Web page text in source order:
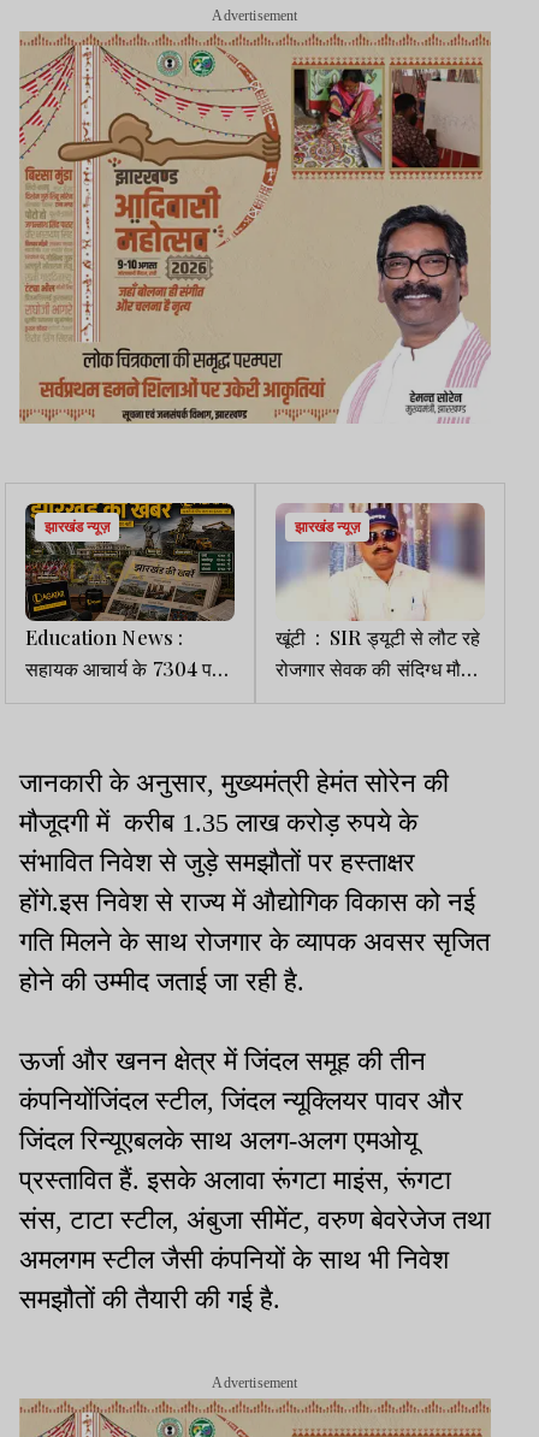
Advertisement
झारखंड न्यूज़
Education News :
सहायक आचार्य के 7304 पदों
पर भर्ती की तैयारी, सरकार ने
झारखंड न्यूज़
खूंटी : SIR ड्यूटी से लौट रहे
रोजगार सेवक की संदिग्ध मौत,
सड़क किनारे मिला शव, हत्या
जानकारी के अनुसार, मुख्यमंत्री हेमंत सोरेन की
मौजूदगी में करीब 1.35 लाख करोड़ रुपये के
संभावित निवेश से जुड़े समझौतों पर हस्ताक्षर
होंगे.इस निवेश से राज्य में औद्योगिक विकास को नई
गति मिलने के साथ रोजगार के व्यापक अवसर सृजित
होने की उम्मीद जताई जा रही है.
ऊर्जा और खनन क्षेत्र में जिंदल समूह की तीन
कंपनियोंजिंदल स्टील, जिंदल न्यूक्लियर पावर और
जिंदल रिन्यूएबलके साथ अलग-अलग एमओयू
प्रस्तावित हैं. इसके अलावा रूंगटा माइंस, रूंगटा
संस, टाटा स्टील, अंबुजा सीमेंट, वरुण बेवरेजेज तथा
अमलगम स्टील जैसी कंपनियों के साथ भी निवेश
समझौतों की तैयारी की गई है.
Advertisement